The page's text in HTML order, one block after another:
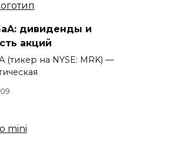
дивиденды и
акций
(тикер на NYSE: MRK) —